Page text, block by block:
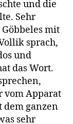
und die
Sehr
mit
sprach,
und
das Wort.
vom Apparat
dem ganzen
sehr